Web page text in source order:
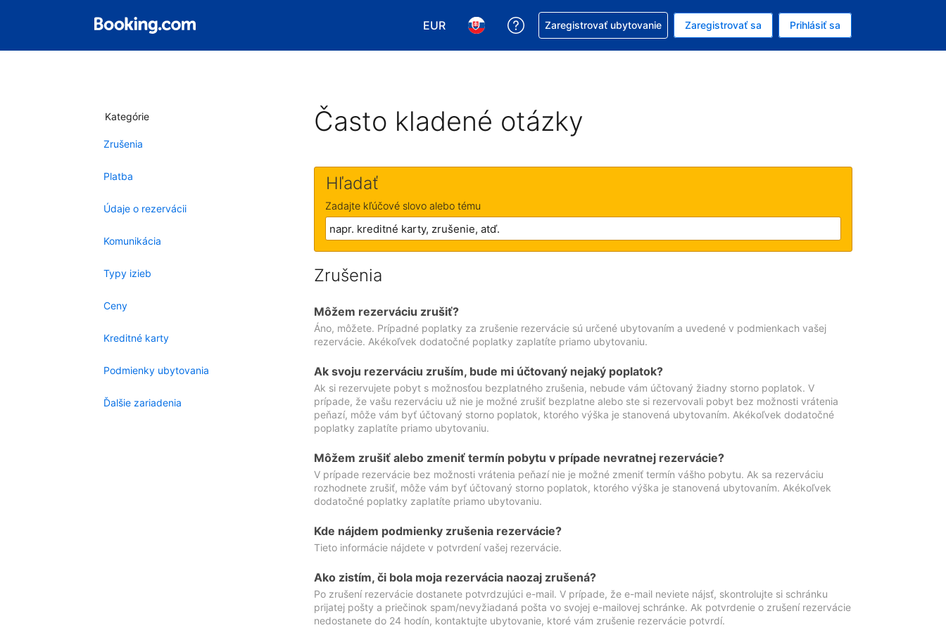
EUR
Vybrať menu. Momentálne máte zvolenú menu EUR
Vybrať jazyk. Momentálne máte zvolený jazyk V slovenčine
Získajte pomoc s rezerváciou
Zaregistrovať ubytovanie Zaregistrovať sa Prihlásiť sa
Kategórie
Zrušenia
Platba
Údaje o rezervácii
Komunikácia
Typy izieb
Ceny
Kreditné karty
Podmienky ubytovania
Ďalšie zariadenia
Často kladené otázky
Hľadať
Zadajte kľúčové slovo alebo tému
Zrušenia
Môžem rezerváciu zrušiť?
Áno, môžete. Prípadné poplatky za zrušenie rezervácie sú určené ubytovaním a uvedené v podmienkach vašej
rezervácie. Akékoľvek dodatočné poplatky zaplatíte priamo ubytovaniu.
Ak svoju rezerváciu zruším, bude mi účtovaný nejaký poplatok?
Ak si rezervujete pobyt s možnosťou bezplatného zrušenia, nebude vám účtovaný žiadny storno poplatok. V
prípade, že vašu rezerváciu už nie je možné zrušiť bezplatne alebo ste si rezervovali pobyt bez možnosti vrátenia
peňazí, môže vám byť účtovaný storno poplatok, ktorého výška je stanovená ubytovaním. Akékoľvek dodatočné
poplatky zaplatíte priamo ubytovaniu.
Môžem zrušiť alebo zmeniť termín pobytu v prípade nevratnej rezervácie?
V prípade rezervácie bez možnosti vrátenia peňazí nie je možné zmeniť termín vášho pobytu. Ak sa rezerváciu
rozhodnete zrušiť, môže vám byť účtovaný storno poplatok, ktorého výška je stanovená ubytovaním. Akékoľvek
dodatočné poplatky zaplatíte priamo ubytovaniu.
Kde nájdem podmienky zrušenia rezervácie?
Tieto informácie nájdete v potvrdení vašej rezervácie.
Ako zistím, či bola moja rezervácia naozaj zrušená?
Po zrušení rezervácie dostanete potvrdzujúci e-mail. V prípade, že e-mail neviete nájsť, skontrolujte si schránku
prijatej pošty a priečinok spam/nevyžiadaná pošta vo svojej e-mailovej schránke. Ak potvrdenie o zrušení rezervácie
nedostanete do 24 hodín, kontaktujte ubytovanie, ktoré vám zrušenie rezervácie potvrdí.